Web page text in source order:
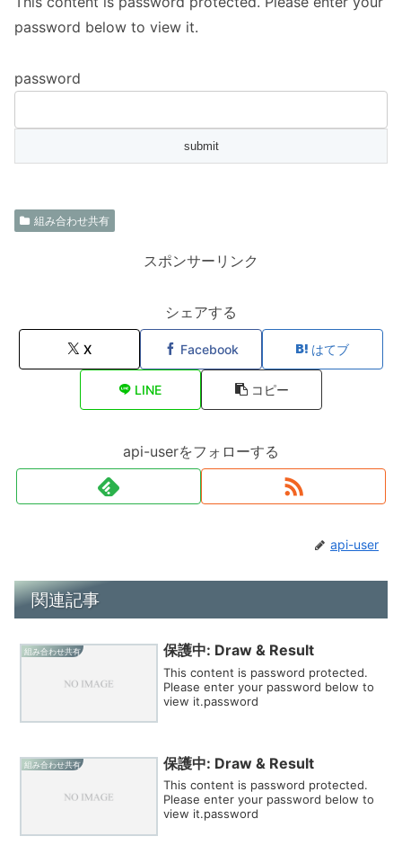
password below to view it.
password
組み合わせ共有
スポンサーリンク
シェアする
X Facebook はてブ
LINE コピー
api-userをフォローする
api-user
関連記事
組み合わせ共有 保護中: Draw & Result
This content is password protected.
Please enter your password below to
view it.password
組み合わせ共有 保護中: Draw & Result
This content is password protected.
Please enter your password below to
view it.password